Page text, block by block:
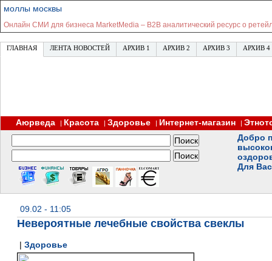
моллы москвы
Онлайн СМИ для бизнеса MarketMedia – В2В аналитический ресурс о
ГЛАВНАЯ ЛЕНТА НОВОСТЕЙ АРХИВ 1 АРХИВ 2 АРХИВ 3 АРХИВ 4
Аюрведа | Красота | Здоровье | Интернет-магазин |
Добро
Для
09.02 - 11:05
Невероятные лечебные свойства свеклы
| Здоровье